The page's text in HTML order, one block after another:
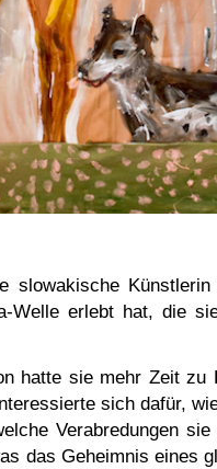
slowakische
Welle erlebt hat, die
hatte sie mehr Zeit zu
sich dafür,
Verabredungen
das Geheimnis eines